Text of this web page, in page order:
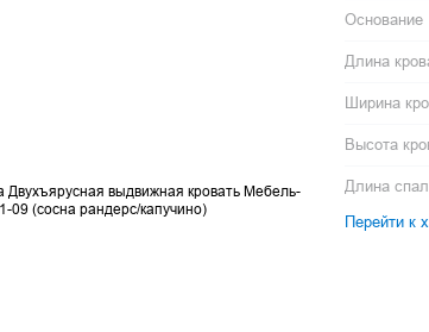
Основание
Длина
Ширина
Высота
Длина
Перейти к